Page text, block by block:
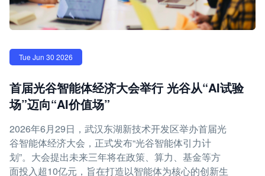
Tue Jun 30 2026
首届光谷智能体经济大会举行 光谷从“AI试验
场”迈向“AI价值场”
2026年6月29日，武汉东湖新技术开发区举办首届光
谷智能体经济大会，正式发布“光谷智能体引力计
划”。大会提出未来三年将在政策、算力、基金等方
面投入超10亿元，旨在打造以智能体为核心的创新生